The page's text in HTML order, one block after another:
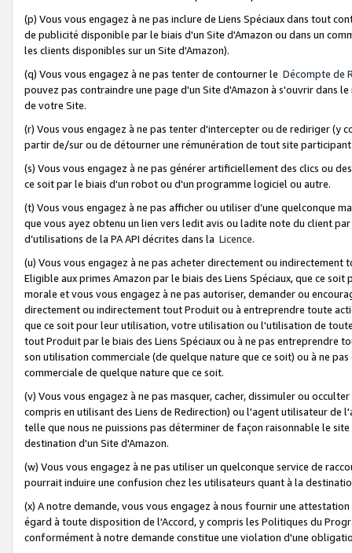
(p) Vous vous engagez à ne pas inclure de Liens Spéciaux dans tout
de publicité disponible par le biais d'un Site d'Amazon ou dans un
les clients disponibles sur un Site d'Amazon).
(q) Vous vous engagez à ne pas tenter de contourner le Décompte de
pouvez pas contraindre une page d'un Site d'Amazon à s'ouvrir dans
de votre Site.
(r) Vous vous engagez à ne pas tenter d'intercepter ou de rediriger
partir de/sur ou de détourner une rémunération de tout site
(s) Vous vous engagez à ne pas générer artificiellement des clics ou
ce soit par le biais d'un robot ou d'un programme logiciel ou autre.
(t) Vous vous engagez à ne pas afficher ou utiliser d’une quelconque
que vous ayez obtenu un lien vers ledit avis ou ladite note du client
d’utilisations de la PA API décrites dans la Licence.
(u) Vous vous engagez à ne pas acheter directement ou
Eligible aux primes Amazon par le biais des Liens Spéciaux, que ce
morale et vous vous engagez à ne pas autoriser, demander ou
directement ou indirectement tout Produit ou à entreprendre toute
que ce soit pour leur utilisation, votre utilisation ou l'utilisation de
tout Produit par le biais des Liens Spéciaux ou à ne pas entreprendre
son utilisation commerciale (de quelque nature que ce soit) ou à ne
commerciale de quelque nature que ce soit.
(v) Vous vous engagez à ne pas masquer, cacher, dissimuler ou
compris en utilisant des Liens de Redirection) ou l'agent utilisateur
telle que nous ne puissions pas déterminer de façon raisonnable le
destination d'un Site d'Amazon.
(w) Vous vous engagez à ne pas utiliser un quelconque service de
pourrait induire une confusion chez les utilisateurs quant à la
(x) A notre demande, vous vous engagez à nous fournir une
égard à toute disposition de l'Accord, y compris les Politiques du
conformément à notre demande constitue une violation d'une